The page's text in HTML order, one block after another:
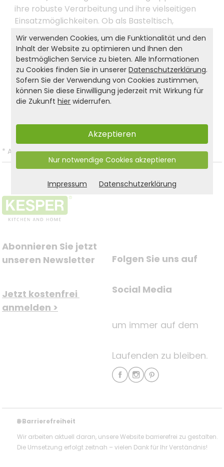
ihre robuste Verarbeitung und ihre vielseitigen
Einsatzmöglichkeiten. Ob als Basteltisch,
Spieltisch oder erste Lernstation – das KESPER
Möbelset begleitet Kinder zuverlässig durch den
Alltag.
Produkt- und Sicherheitshinweise:
* Alle Preise inkl. gesetzl. MwSt. und zzgl.Versandkosten.
Abonnieren Sie jetzt
unseren Newsletter
Jetzt kostenfrei
anmelden >
Folgen Sie uns auf
Social Media
um immer auf dem
Laufenden zu bleiben.
🌐Barrierefreiheit
Wir arbeiten aktuell daran, unsere Website barrierefrei zu gestalten.
Die Umsetzung erfolgt zeitnah – vielen Dank für Ihr Verständnis!
Wir verwenden Cookies, um die Funktionalität und den
Inhalt der Website zu optimieren und Ihnen den
bestmöglichen Service zu bieten. Alle Informationen
zu Cookies finden Sie in unsererDatenschutzerklärung.
Sofern Sie der Verwendung von Cookies zustimmen,
können Sie diese Einwilligung jederzeit mit Wirkung für
die Zukunfthier widerrufen.
Akzeptieren
Nur notwendige Cookies akzeptieren
Impressum Datenschutzerklärung